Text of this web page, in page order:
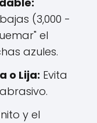
(3,000 -
el
azules.
o Lija: Evita
y el